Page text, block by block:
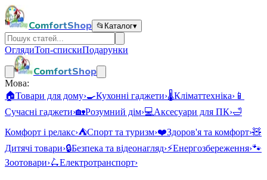
ComfortShop 📂 Каталог▾
ОглядиТоп-спискиПодарунки
ComfortShop
Мова:
🏠Товари для дому›🍳Кухонні гаджети›🌡️Кліматтехніка› 📱
Сучасні гаджети›🏡Розумний дім›💻Аксесуари для ПК›🛁
Комфорт і релакс›⛺Спорт та туризм›❤️Здоров'я та комфорт›🧸
Дитячі товари›🔒Безпека та відеонагляд›⚡Енергозбереження›🐾
Зоотовари›🛴Електротранспорт›